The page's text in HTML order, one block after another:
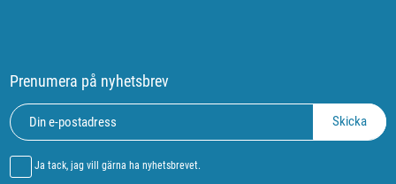
Prenumera på nyhetsbrev
Ja tack, jag vill gärna ha nyhetsbrevet.